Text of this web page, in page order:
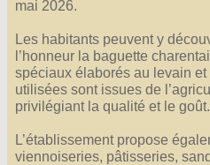
mai 2026.
Les habitants peuvent y
l’honneur la baguette
spéciaux élaborés au levain
utilisées sont issues de
privilégiant la qualité et le goût.
L’établissement propose
viennoiseries, pâtisseries,